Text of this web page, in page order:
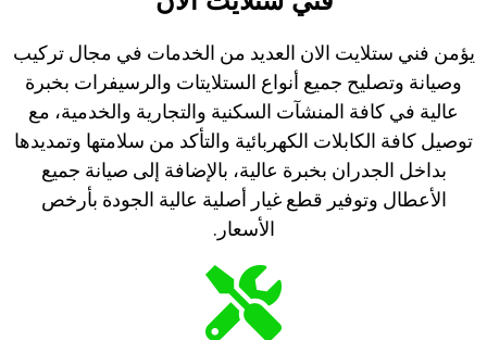
يؤمن فني ستلايت الان العديد من الخدمات في مجال تركيب
وصيانة وتصليح جميع أنواع الستلايتات والرسيفرات بخبرة
عالية في كافة المنشآت السكنية والتجارية والخدمية، مع
توصيل كافة الكابلات الكهربائية والتأكد من سلامتها وتمديدها
بداخل الجدران بخبرة عالية، بالإضافة إلى صيانة جميع
الأعطال وتوفير قطع غيار أصلية عالية الجودة بأرخص
الأسعار.